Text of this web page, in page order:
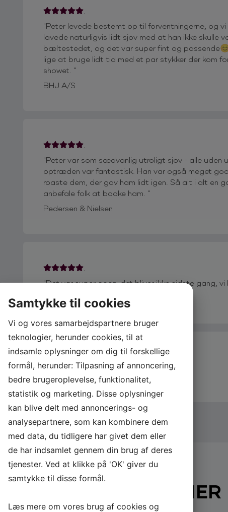
"Peter levede bestemt op til forventningerne, og
lavede naturligvis lidt sjov med at han ikke skulle
bæltestedet, og det var super fint og
lige at bruge lidt tid med et par stykker der kom
showet. "
BHJ A/S
"Peter var som sædvanlig utroligt sjov - alle uden
optræden var fantastisk. Han var også meget
roaste dem, der gav ham lidt igen. Så alt i alt en
anbefale folk at booke ham. "
Pedersen & Nielsen
"Det var super godt, det bliver ikke sidste gang, vi
Din Bilpartner Dronninglund
.
" "
PETER WERNER
Samtykke til cookies
Vi og vores samarbejdspartnere bruger
teknologier, herunder cookies, til at
indsamle oplysninger om dig til forskellige
formål, herunder: Tilpasning af annoncering,
bedre brugeroplevelse, funktionalitet,
statistik og marketing. Disse oplysninger
kan blive delt med annoncerings- og
analysepartnere, som kan kombinere dem
med data, du tidligere har givet dem eller
de har indsamlet gennem din brug af deres
tjenester. Ved at klikke på 'OK' giver du
samtykke til disse formål.
Læs mere om vores brug af cookies og